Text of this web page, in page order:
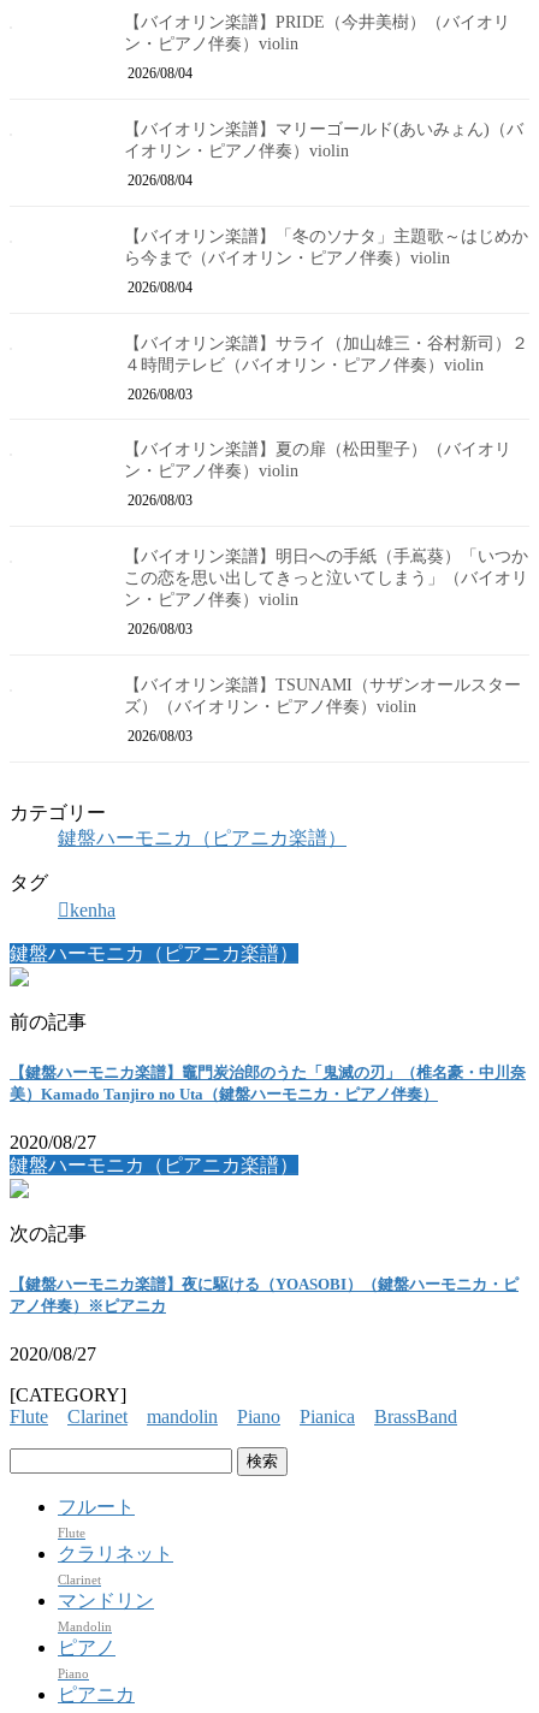
【バイオリン楽譜】PRIDE（今井美樹）（バイオリ
ン・ピアノ伴奏）violin
2026/08/04
【バイオリン楽譜】マリーゴールド(あいみょん)（バ
イオリン・ピアノ伴奏）violin
2026/08/04
【バイオリン楽譜】「冬のソナタ」主題歌～はじめか
ら今まで（バイオリン・ピアノ伴奏）violin
2026/08/04
【バイオリン楽譜】サライ（加山雄三・谷村新司）２
４時間テレビ（バイオリン・ピアノ伴奏）violin
2026/08/03
【バイオリン楽譜】夏の扉（松田聖子）（バイオリ
ン・ピアノ伴奏）violin
2026/08/03
【バイオリン楽譜】明日への手紙（手嶌葵）「いつか
この恋を思い出してきっと泣いてしまう」（バイオリ
ン・ピアノ伴奏）violin
2026/08/03
【バイオリン楽譜】TSUNAMI（サザンオールスター
ズ）（バイオリン・ピアノ伴奏）violin
2026/08/03
カテゴリー
鍵盤ハーモニカ（ピアニカ楽譜）
タグ
kenha
鍵盤ハーモニカ（ピアニカ楽譜）
前の記事
【鍵盤ハーモニカ楽譜】竈門炭治郎のうた「鬼滅の刃」（椎名豪・中川奈
美）Kamado Tanjiro no Uta（鍵盤ハーモニカ・ピアノ伴奏）
2020/08/27
鍵盤ハーモニカ（ピアニカ楽譜）
次の記事
【鍵盤ハーモニカ楽譜】夜に駆ける（YOASOBI）（鍵盤ハーモニカ・ピ
アノ伴奏）※ピアニカ
2020/08/27
[CATEGORY]
Flute
Clarinet mandolin Piano Pianica
BrassBand
フルート
Flute
クラリネット
Clarinet
マンドリン
Mandolin
ピアノ
Piano
ピアニカ